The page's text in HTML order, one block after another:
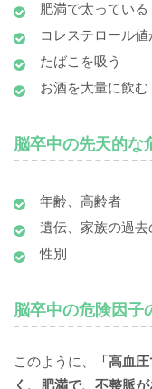
肥満で太っている
コレステロール
たばこを吸う
お酒を大量に飲む
脳卒中の先天的な
年齢、高齢者
遺伝、家族の過去
性別
脳卒中の危険因子
このように、
「高血
く、肥満で、不整脈